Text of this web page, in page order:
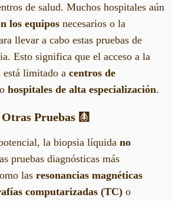
de salud. Muchos hospitales aún
los equipos necesarios o la
llevar a cabo estas pruebas de
Esto significa que el acceso a la
limitado a centros de
o hospitales de alta especialización.
Pruebas 🩻
la biopsia líquida no
pruebas diagnósticas más
las resonancias magnéticas
computarizadas (TC) o